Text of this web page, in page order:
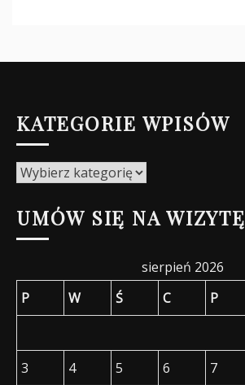
KATEGORIE WPISÓW
Kategorie
UMÓW SIĘ NA WIZYTĘ
sierpień 2026
P
W Ś C P
3
4 5 6 7